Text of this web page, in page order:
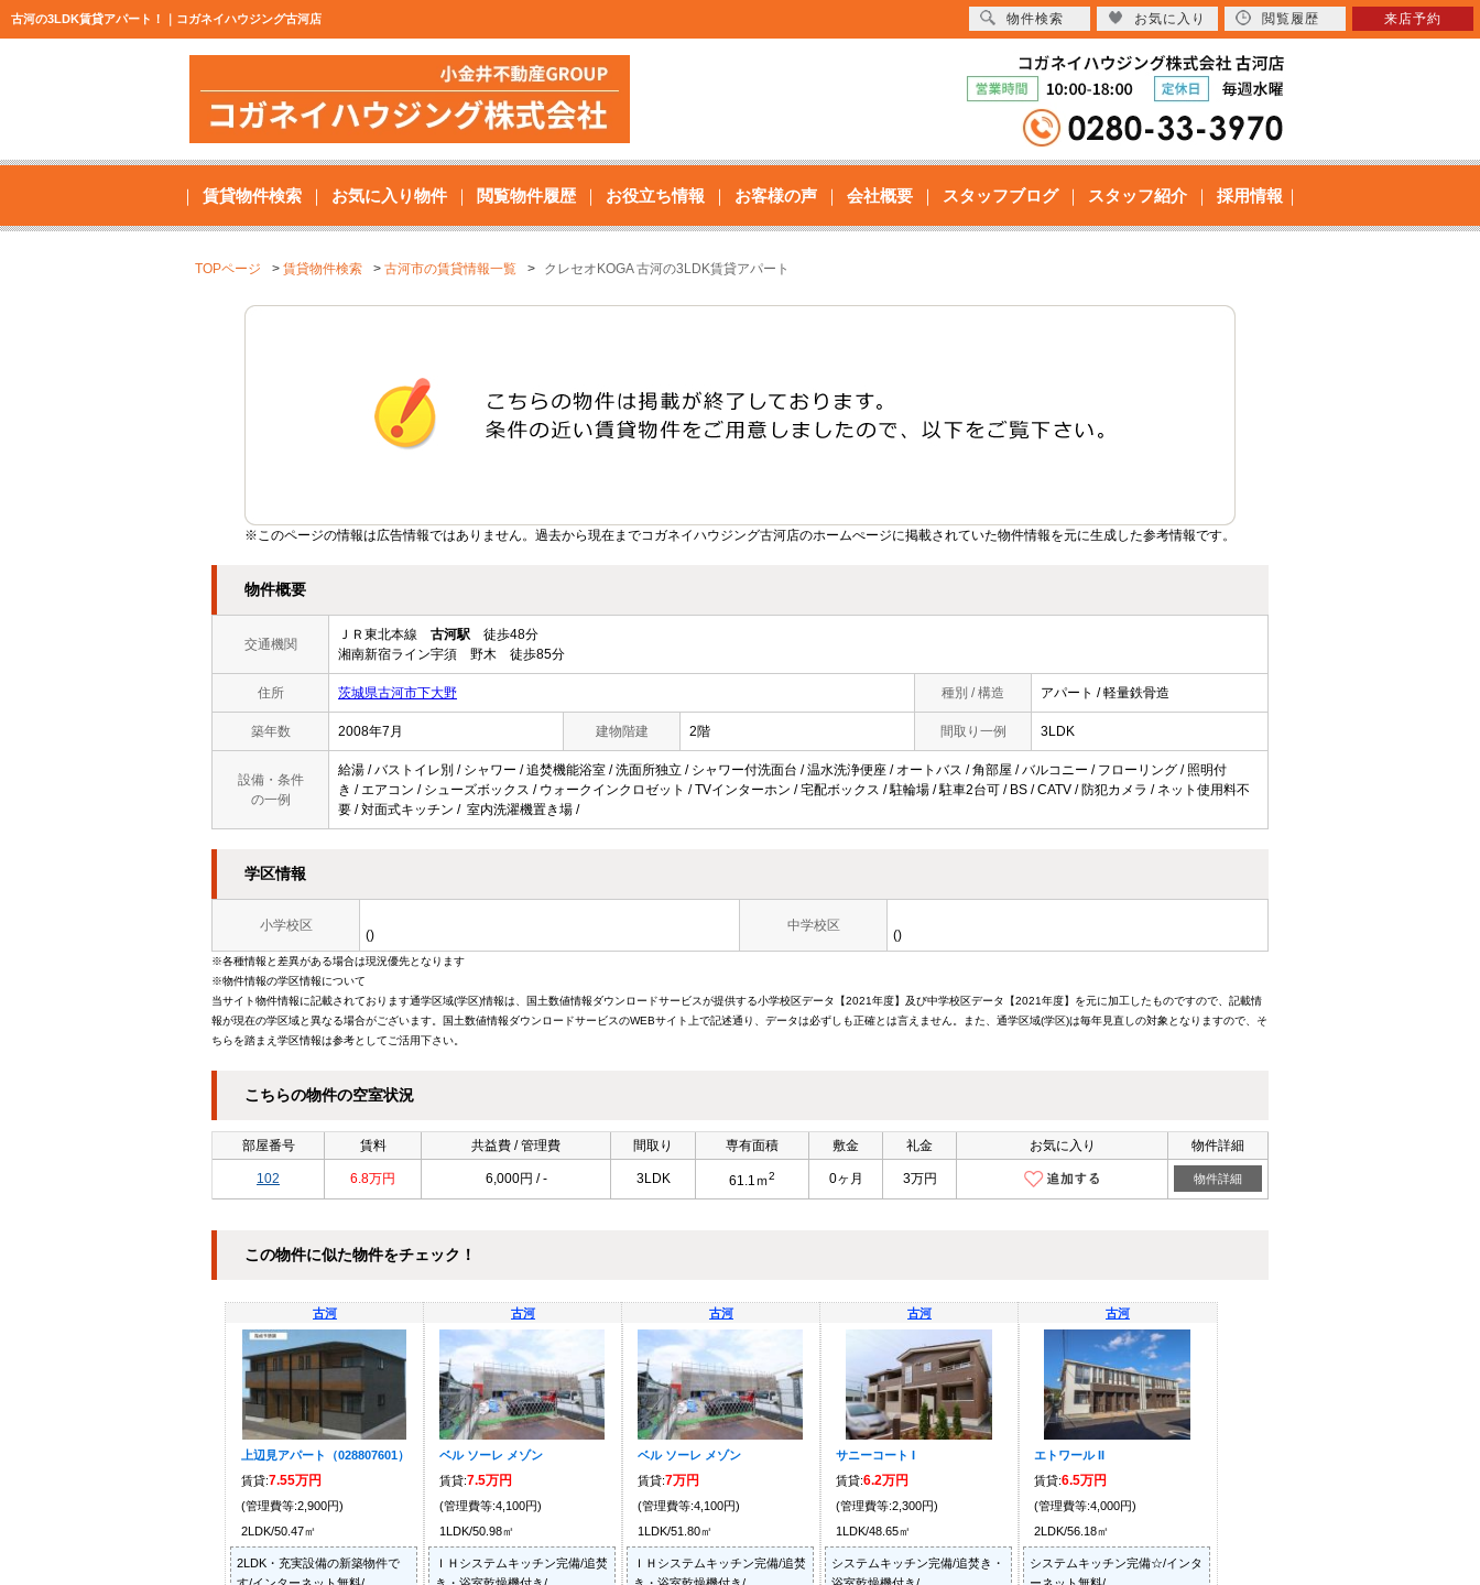
古河の3LDK賃貸アパート！｜コガネイハウジング古河店
賃貸物件検索 お気に入り物件 閲覧物件履歴 お役立ち情報 お客様の声 会社概要 スタッフブログ スタッフ紹介 採用情報
TOPページ 賃貸物件検索 古河市の賃貸情報一覧 クレセオKOGA 古河の3LDK賃貸アパート
※このページの情報は広告情報ではありません。過去から現在までコガネイハウジング古河店のホームぺージに掲載されていた物件情報を元に生成した参考情報です。
物件概要
交通機関
ＪＲ東北本線 古河駅 徒歩48分
湘南新宿ライン宇須 野木 徒歩85分
住所 茨城県古河市下大野 種別 / 構造 アパート / 軽量鉄骨造
築年数 2008年7月 建物階建 2階 間取り一例 3LDK
設備・条件
の一例
給湯 / バストイレ別 / シャワー / 追焚機能浴室 / 洗面所独立 / シャワー付洗面台 / 温水洗浄便座 / オートバス / 角部屋 / バルコニー / フローリング / 照明付
き / エアコン / シューズボックス / ウォークインクロゼット / TVインターホン / 宅配ボックス / 駐輪場 / 駐車2台可 / BS / CATV / 防犯カメラ / ネット使用料不
要 / 対面式キッチン / 室内洗濯機置き場 /
学区情報
小学校区
()
中学校区
()
※各種情報と差異がある場合は現況優先となります
※物件情報の学区情報について
当サイト物件情報に記載されております通学区域(学区)情報は、国土数値情報ダウンロードサービスが提供する小学校区データ【2021年度】及び中学校区データ【2021年度】を元に加工したものですので、記載情
報が現在の学区域と異なる場合がございます。国土数値情報ダウンロードサービスのWEBサイト上で記述通り、データは必ずしも正確とは言えません。また、通学区域(学区)は毎年見直しの対象となりますので、そ
ちらを踏まえ学区情報は参考としてご活用下さい。
こちらの物件の空室状況
部屋番号 賃料 共益費 / 管理費 間取り 専有面積 敷金 礼金 お気に入り 物件詳細
102 6.8万円 6,000円 / - 3LDK 61.1ｍ2 0ヶ月 3万円 物件詳細
この物件に似た物件をチェック！
古河
上辺見アパート（028807601）
賃貸:7.55万円
(管理費等:2,900円)
2LDK/50.47㎡
2LDK・充実設備の新築物件で
古河
ベル ソーレ メゾン
賃貸:7.5万円
(管理費等:4,100円)
1LDK/50.98㎡
ＩＨシステムキッチン完備/追焚
古河
ベル ソーレ メゾン
賃貸:7万円
(管理費等:4,100円)
1LDK/51.80㎡
ＩＨシステムキッチン完備/追焚
古河
サニーコート I
賃貸:6.2万円
(管理費等:2,300円)
1LDK/48.65㎡
システムキッチン完備/追焚き・
古河
エトワール II
賃貸:6.5万円
(管理費等:4,000円)
2LDK/56.18㎡
システムキッチン完備☆/インタ
物件検索 お気に入り 閲覧履歴 来店予約